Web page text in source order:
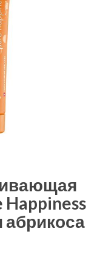
Happiness
абрикоса